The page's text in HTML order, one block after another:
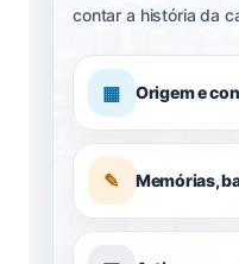
contar a história da
▦ Origem e
✎ Memórias,